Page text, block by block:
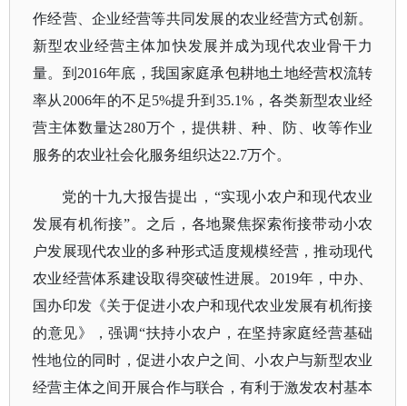
作经营、企业经营等共同发展的农业经营方式创新。
新型农业经营主体加快发展并成为现代农业骨干力
量。到2016年底，我国家庭承包耕地土地经营权流转
率从2006年的不足5%提升到35.1%，各类新型农业经
营主体数量达280万个，提供耕、种、防、收等作业
服务的农业社会化服务组织达22.7万个。
党的十九大报告提出， “实现小农户和现代农业
发展有机衔接”。之后，各地聚焦探索衔接带动小农
户发展现代农业的多种形式适度规模经营，推动现代
农业经营体系建设取得突破性进展。2019年，中办、
国办印发《关于促进小农户和现代农业发展有机衔接
的意见》，强调“扶持小农户，在坚持家庭经营基础
性地位的同时，促进小农户之间、小农户与新型农业
经营主体之间开展合作与联合，有利于激发农村基本